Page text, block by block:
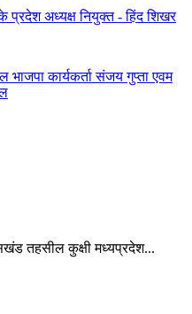
प्रदेश अध्यक्ष नियुक्त - हिंद शिखर
कार्यकर्ता संजय गुप्ता एवम
तहसील कुक्षी मध्यप्रदेश...